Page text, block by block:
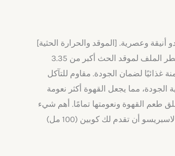
وعصرية. [الموقد والحرارة الحثية]
– وعاء الموكا هذا مناسب لمواقد النار والحث والفرن الكهربائي وفرن السيراميك وفرن الكحول وموقد الغاز. يجب أن يكون الحد الأدنى لقطر الملف لموقد الحث أكبر من 3.35
غذائيًا لضمان الجودة. مقاوم للتآكل
مما يجعل القهوة أكثر نعومة
طعم القهوة ونعومتها تمامًا. أهم شيء
هو ضمان 2 كوب / 100 مل: (كوب قهوة اسبريسو قياسي 50 مل). مع تسخين سريع ومتساوي، مصحوبة بقوة قوية، يمكن لماكينة تحضير الاسبريسو أن تقدم لك كوبين (100 مل)